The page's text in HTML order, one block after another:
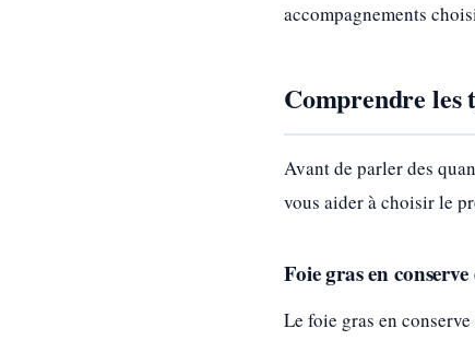
accompagnements
Comprendre les
Avant de parler des
vous aider à choisir le
Foie gras en
Le foie gras en